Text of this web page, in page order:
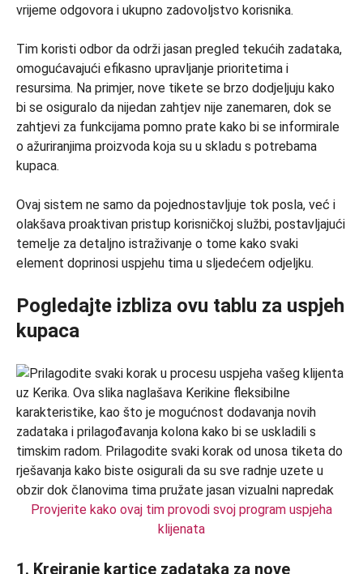
vrijeme odgovora i ukupno zadovoljstvo korisnika.
Tim koristi odbor da održi jasan pregled tekućih zadataka,
omogućavajući efikasno upravljanje prioritetima i
resursima. Na primjer, nove tikete se brzo dodjeljuju kako
bi se osiguralo da nijedan zahtjev nije zanemaren, dok se
zahtjevi za funkcijama pomno prate kako bi se informirale
o ažuriranjima proizvoda koja su u skladu s potrebama
kupaca.
Ovaj sistem ne samo da pojednostavljuje tok posla, već i
olakšava proaktivan pristup korisničkoj službi, postavljajući
temelje za detaljno istraživanje o tome kako svaki
element doprinosi uspjehu tima u sljedećem odjeljku.
Pogledajte izbliza ovu tablu za uspjeh
kupaca
Provjerite kako ovaj tim provodi svoj program uspjeha
klijenata
1. Kreiranje kartice zadataka za nove